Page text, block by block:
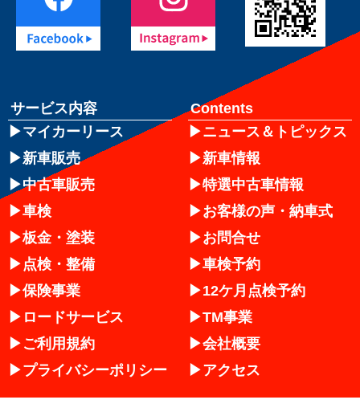
サービス内容
マイカーリース
新車販売
中古車販売
車検
板金・塗装
点検・整備
保険事業
ロードサービス
ご利用規約
プライバシーポリシー
Contents
ニュース＆トピックス
新車情報
特選中古車情報
お客様の声・納車式
お問合せ
車検予約
12ケ月点検予約
TM事業
会社概要
アクセス